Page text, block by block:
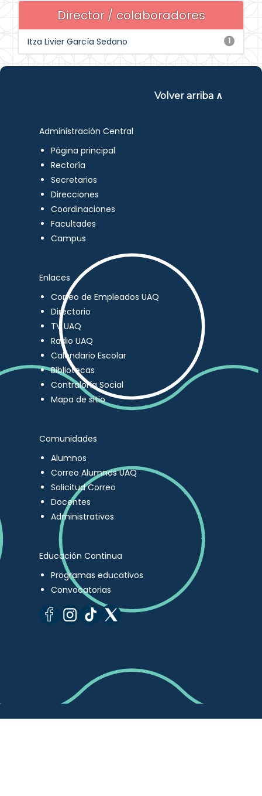
Director / colaboradores
1
Itza Livier García Sedano
Volver arriba ∧
Administración Central
Página principal
Rectoría
Secretarios
Direcciones
Coordinaciones
Facultades
Campus
Enlaces
Correo de Empleados UAQ
Directorio
TV UAQ
Radio UAQ
Calendario Escolar
Bibliotecas
Contraloría Social
Mapa de sitio
Comunidades
Alumnos
Correo Alumnos UAQ
Solicitud Correo
Docentes
Administrativos
Educación Continua
Programas educativos
Convocatorias